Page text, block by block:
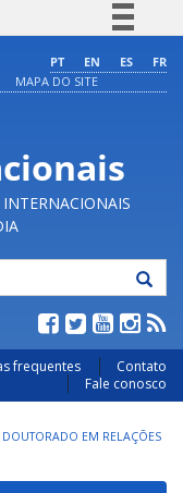
Comunica BR
à informação
Legislação
PT EN ES
FR
MAPA DO SITE
frequentes
Contato
Fale conosco
DOUTORADO EM RELAÇÕES